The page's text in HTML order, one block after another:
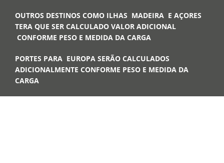
OUTROS DESTINOS COMO ILHAS MADEIRA E AÇORES
TERA QUE SER CALCULADO VALOR ADICIONAL
CONFORME PESO E MEDIDA DA CARGA
PORTES PARA EUROPA SERÃO CALCULADOS
ADICIONALMENTE CONFORME PESO E MEDIDA DA
CARGA